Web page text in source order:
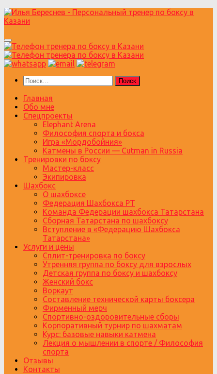
Перейти
к
Найти:
Главная
Обо мне
Спецпроекты
Elephant Arena
Философия спорта и бокса
Игра «Мордобойния»
Катмены в России — Cutman in Russia
Тренировки по боксу
Мастер-класс
Экипировка
Шахбокс
О шахбоксе
Федерация Шахбокса РТ
Команда Федерации шахбокса Татарстана
Сборная Татарстана по шахбоксу
Вступление в «Федерацию Шахбокса
Татарстана»
Услуги и цены
Сплит-тренировка по боксу
Утренняя группа по боксу для взрослых
Детская группа по боксу и шахбоксу
Женский бокс
Воркаут
Составление технической карты боксера
Фирменный мерч
Спортивно-оздоровительные сборы
Корпоративный турнир по шахматам
Курс: базовые навыки катмена
Лекция о мышлении в спорте / Философия
спорта
Отзывы
Контакты